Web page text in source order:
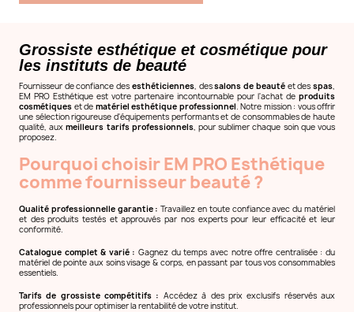
Grossiste esthétique et cosmétique pour
les instituts de beauté
Fournisseur de confiance des esthéticiennes, dessalons de beautéet desspas,
EM PRO Esthétique est votre partenaire incontournable pour l'achat de produits
cosmétiques et de matériel esthétique professionnel. Notre mission : vous offrir
une sélection rigoureuse d'équipements performants et de consommables de haute
qualité, auxmeilleurs tarifs professionnels, pour sublimer chaque soin que vous
proposez.
Pourquoi choisir EM PRO Esthétique
comme fournisseur beauté ?
Qualité professionnelle garantie :Travaillez en toute confiance avec du matériel
et des produits testés et approuvés par nos experts pour leur efficacité et leur
conformité.
Catalogue complet & varié :Gagnez du temps avec notre offre centralisée : du
matériel de pointe aux soins visage & corps, en passant par tous vos consommables
essentiels.
Tarifs de grossiste compétitifs : Accédez à des prix exclusifs réservés aux
professionnels pour optimiser la rentabilité de votre institut.